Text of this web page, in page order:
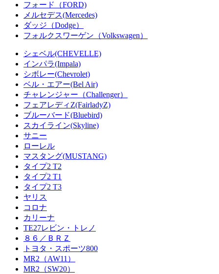
フォード（FORD)
メルセデス(Mercedes)
ダッジ（Dodge）
フォルクスワーゲン（Volkswagen）
シェベル(CHEVELLE)
インパラ(Impala)
シボレー(Chevrolet)
ベル・エアー(Bel Air)
チャレンジャー（Challenger）
フェアレディZ(FairladyZ)
ブルーバード(Bluebird)
スカイライン(Skyline)
サニー
ローレル
マスタング(MUSTANG)
タイプ2 T2
タイプ2 T1
タイプ2 T3
ヤリス
コロナ
カリーナ
TE27レビン・トレノ
８６／ＢＲＺ
トヨタ・スポーツ800
MR2（AW11）
MR2（SW20）